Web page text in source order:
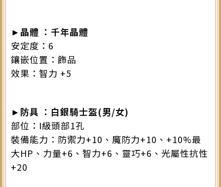
► 晶體 ：千年晶體
安定度：6
鑲嵌位置：飾品
效果：智力 +5
► 防具 ：白銀騎士盔(男/女)
部位：I級頭部1孔
裝備能力：防禦力+10、魔防力+10、+10%最
大HP、力量+6、智力+6、靈巧+6、光屬性抗性
+20